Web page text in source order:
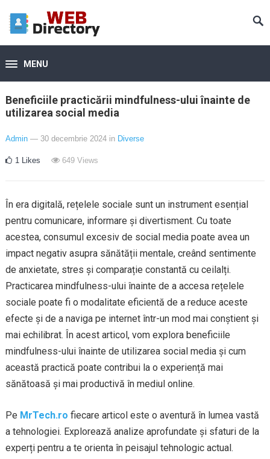
MENU
Beneficiile practicării mindfulness-ului înainte de
utilizarea social media
Admin — 30 decembrie 2024 in Diverse
1 Likes 649Views
În era digitală, rețelele sociale sunt un instrument esențial
pentru comunicare, informare și divertisment. Cu toate
acestea, consumul excesiv de social media poate avea un
impact negativ asupra sănătății mentale, creând sentimente
de anxietate, stres și comparație constantă cu ceilalți.
Practicarea mindfulness-ului înainte de a accesa rețelele
sociale poate fi o modalitate eficientă de a reduce aceste
efecte și de a naviga pe internet într-un mod mai conștient și
mai echilibrat. În acest articol, vom explora beneficiile
mindfulness-ului înainte de utilizarea social media și cum
această practică poate contribui la o experiență mai
sănătoasă și mai productivă în mediul online.
Pe MrTech.ro fiecare articol este o aventură în lumea vastă
a tehnologiei. Explorează analize aprofundate și sfaturi de la
experți pentru a te orienta în peisajul tehnologic actual.